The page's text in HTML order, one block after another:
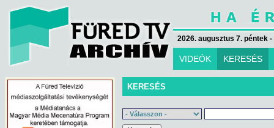
2026. augusztus 7. péntek
VIDEÓK KERESÉS
KERESÉS